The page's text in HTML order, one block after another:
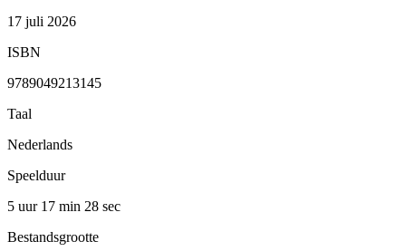
17 juli 2026
ISBN
9789049213145
Taal
Nederlands
Speelduur
5 uur 17 min 28 sec
Bestandsgrootte